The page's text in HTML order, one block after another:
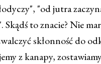
"od jutra
Skądś to znacie? Nie
skłonność do
z kanapy,